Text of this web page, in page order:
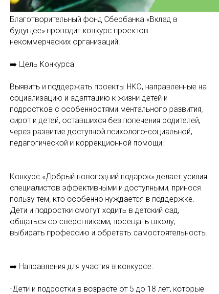
Благотворительный фонд Сбербанка «Вклад в
будущее» проводит конкурс проектов
некоммерческих организаций.
➡️ Цель Конкурса
Выявить и поддержать проекты НКО, направленные на
социализацию и адаптацию к жизни детей и
подростков с особенностями ментального развития,
сирот и детей, оставшихся без попечения родителей,
через развитие доступной психолого-социальной,
педагогической и коррекционной помощи.
Конкурс «Добрый новогодний подарок» делает усилия
специалистов эффективными и доступными, принося
пользу тем, кто особенно нуждается в поддержке.
Дети и подростки смогут ходить в детский сад,
общаться со сверстниками, посещать школу,
выбирать профессию и обретать самостоятельность.
➡️ Направления для участия в конкурсе:
-Дети и подростки в возрасте от 5 до 18 лет, которые